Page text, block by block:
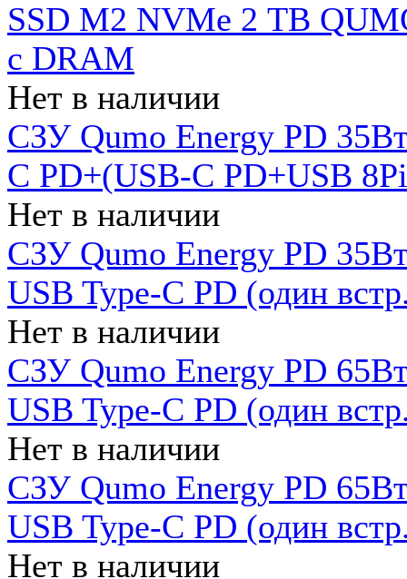
SSD M2 NVMe 2 ТB
c DRAM
Нет в наличии
СЗУ Qumo Energy PD
C PD+(USB-C PD+USB
Нет в наличии
СЗУ Qumo Energy PD
USB Type-C PD (один
Нет в наличии
СЗУ Qumo Energy PD
USB Type-C PD (один
Нет в наличии
СЗУ Qumo Energy PD
USB Type-C PD (один
Нет в наличии